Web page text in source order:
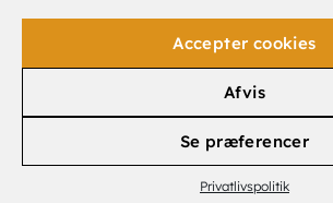
Accepter cookies
Afvis
Se præferencer
Privatlivspolitik
BOGSTAVER & TAL.